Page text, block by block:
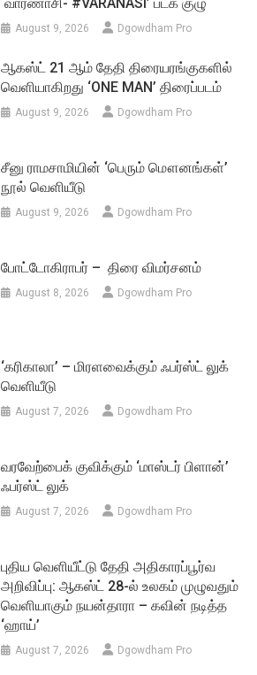
August 9, 2026 Dgowdham Pro
ஆகஸ்ட் 21 ஆம் தேதி திரையரங்குகளில்
வெளியாகிறது ‘ONE MAN’ திரைப்படம்
August 9, 2026 Dgowdham Pro
சீனு ராமசாமியின் ‘பெரும் மௌனங்கள்’
நூல் வெளியீடு
August 9, 2026 Dgowdham Pro
போட்டோகிராபர் – திரை விமர்சனம்
August 8, 2026 Dgowdham Pro
‘கரிகாலா’ – மிரளவைக்கும் ஃபர்ஸ்ட் லுக்
வெளியீடு
August 7, 2026 Dgowdham Pro
வரவேற்பைக் குவிக்கும் ‘மாஸ்டர் பிளான்’
ஃபர்ஸ்ட் லுக்
August 7, 2026 Dgowdham Pro
புதிய வெளியீட்டு தேதி அதிகாரப்பூர்வ
அறிவிப்பு: ஆகஸ்ட் 28-ல் உலகம் முழுவதும்
வெளியாகும் நயன்தாரா – கவின் நடித்த
‘ஹாய்’
August 7, 2026 Dgowdham Pro